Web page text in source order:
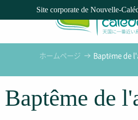
Site corporate de Nouvelle-
ホームページ Baptême de
Baptême de